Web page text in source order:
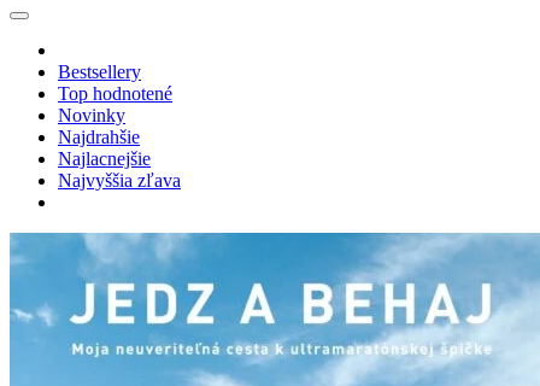
Bestsellery
Top hodnotené
Novinky
Najdrahšie
Najlacnejšie
Najvyššia zľava